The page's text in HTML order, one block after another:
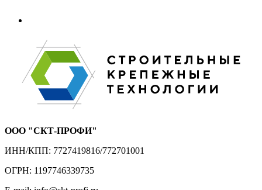
ООО "СКТ-ПРОФИ"
ИНН/КПП: 7727419816/772701001
ОГРН: 1197746339735